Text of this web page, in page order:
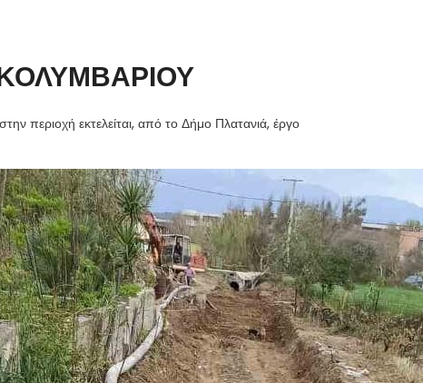
περιοχή εκτελείται, από το Δήμο Πλατανιά, έργο